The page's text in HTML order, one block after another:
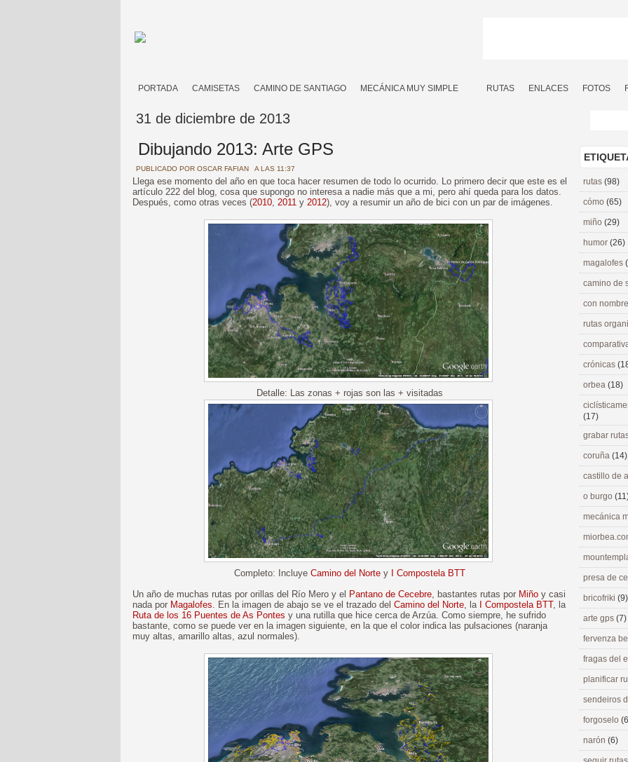
PORTADA CAMISETAS CAMINO DE SANTIAGO MECÁNICA MUY SIMPLE RUTAS ENLACES FOTOS
31 de diciembre de 2013
Dibujando 2013: Arte GPS
PUBLICADO POR OSCAR FAFIAN A LAS 11:37
Llega ese momento del año en que toca hacer resumen de todo lo ocurrido. Lo primero decir que este es el
artículo 222 del blog, cosa que supongo no interesa a nadie más que a mi, pero ahí queda para los datos.
Después, como otras veces (2010, 2011 y 2012), voy a resumir un año de bici con un par de imágenes.
Detalle: Las zonas + rojas son las + visitadas
Completo: Incluye Camino del Norte y
I Compostela BTT
Un año de muchas rutas por orillas del Río Mero y el Pantano de Cecebre, bastantes rutas por Miño y casi
nada por Magalofes. En la imagen de abajo se ve el trazado del Camino del Norte, la I Compostela BTT, la
Ruta de los 16 Puentes de As Pontes y una rutilla que hice cerca de Arzúa. Como siempre, he sufrido
bastante, como se puede ver en la imagen siguiente, en la que el color indica las pulsaciones (naranja
muy altas, amarillo altas, azul normales).
rutas (98)
cómo (65)
miño (29)
humor (26)
magalofes
camino de
con
rutas
crónicas
orbea (18)
(17)
grabar
coruña (14)
castillo de
o burgo
mecánica
presa de
bricofriki (9)
arte gps (7)
fervenza
fragas del
planificar
sendeiros
forgoselo
narón (6)